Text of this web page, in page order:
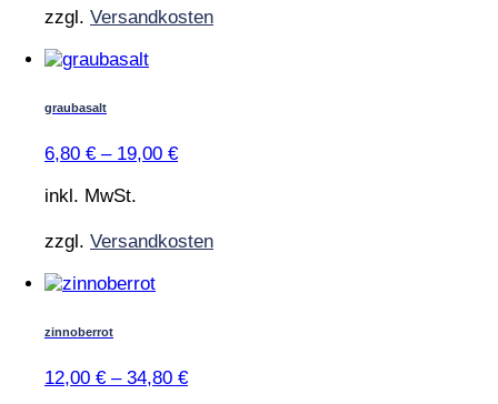
können
der
zzgl. Versandkosten
Dieses
Varianten
können
der
graubasalt
6,80 € – 19,00 €
inkl. MwSt.
zzgl. Versandkosten
Dieses
Varianten
zinnoberrot
12,00 € – 34,80 €